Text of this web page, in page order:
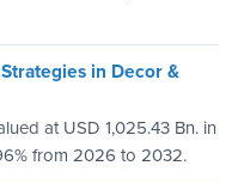
in Decor &
at USD 1,025.43 Bn. in
from 2026 to 2032.